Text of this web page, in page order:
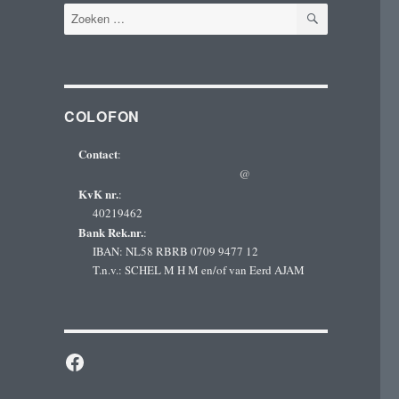
Zoeken
naar:
ZOEKEN
COLOFON
Contact:
@
KvK nr.:
40219462
Bank Rek.nr.:
IBAN: NL58 RBRB 0709 9477 12
T.n.v.: SCHEL M H M en/of van Eerd AJAM
Facebook